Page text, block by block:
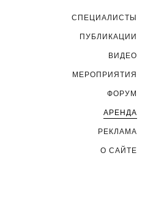
CПЕЦИАЛИСТЫ
ПУБЛИКАЦИИ
ВИДЕО
МЕРОПРИЯТИЯ
ФОРУМ
АРЕНДА
РЕКЛАМА
О САЙТЕ